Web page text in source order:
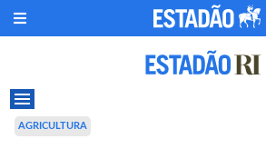
AGRICULTURA